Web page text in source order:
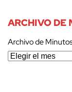
ARCHIVO DE
Archivo de